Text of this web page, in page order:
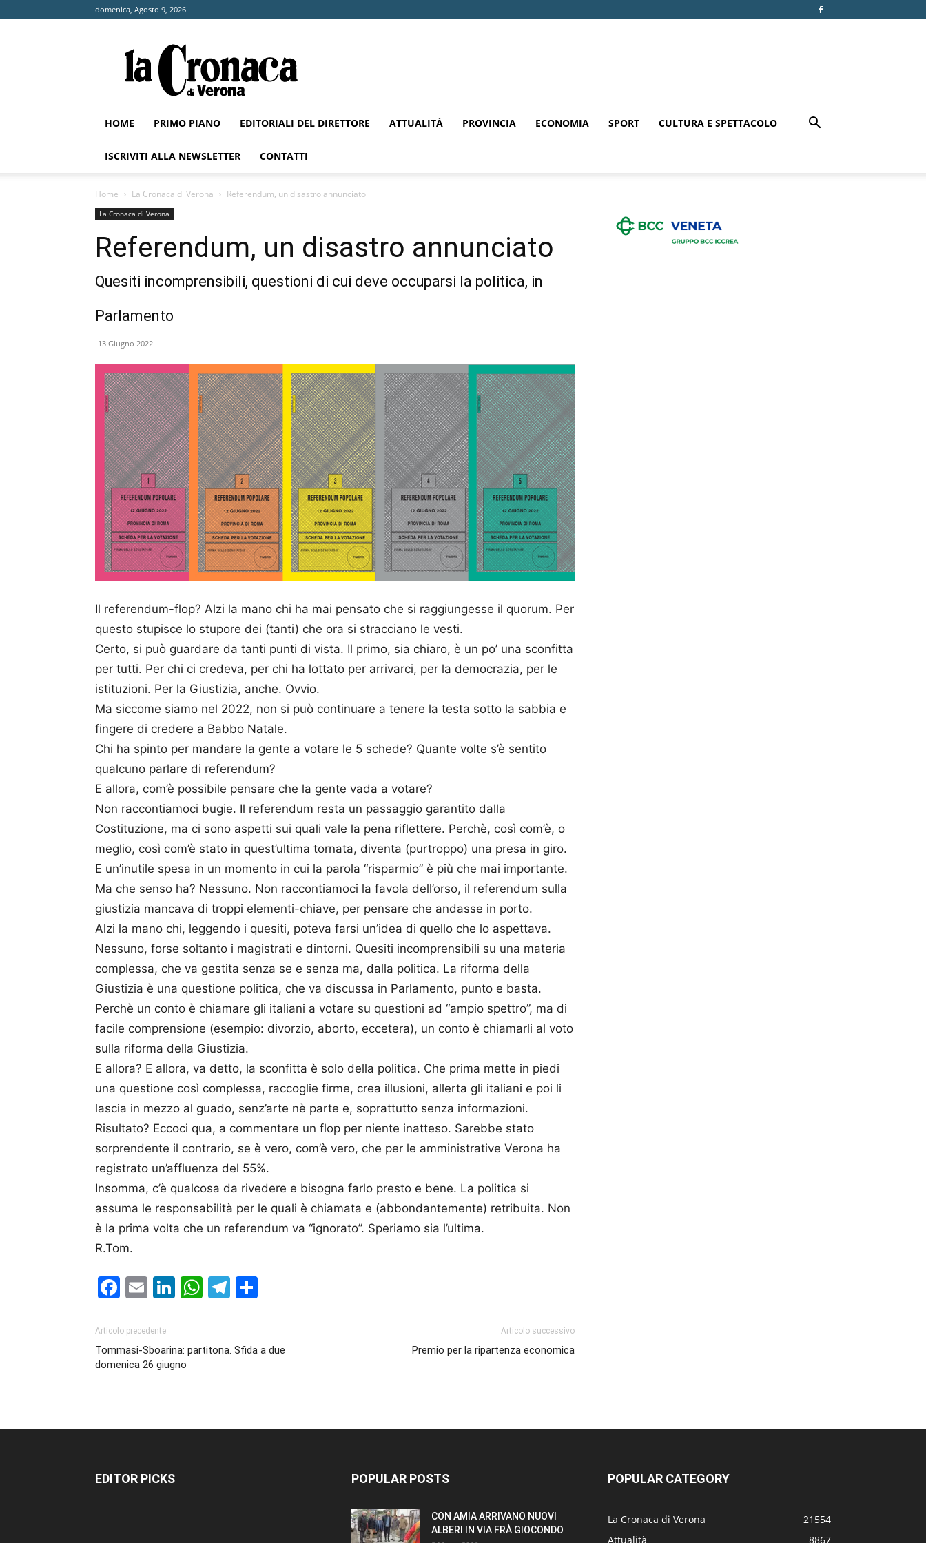
domenica, Agosto 9, 2026
Cronaca
di
Verona
HOME PRIMO PIANO EDITORIALI DEL DIRETTORE ATTUALITÀ PROVINCIA ECONOMIA SPORT CULTURA E SPETTACOLO
ISCRIVITI ALLA NEWSLETTER CONTATTI
Home La Cronaca di Verona Referendum, un disastro annunciato
La Cronaca di Verona
Referendum, un disastro annunciato
Quesiti incomprensibili, questioni di cui deve occuparsi la politica, in
Parlamento
13 Giugno 2022
Il referendum-flop? Alzi la mano chi ha mai pensato che si raggiungesse il quorum. Per
questo stupisce lo stupore dei (tanti) che ora si stracciano le vesti.
Certo, si può guardare da tanti punti di vista. Il primo, sia chiaro, è un po’ una sconfitta
per tutti. Per chi ci credeva, per chi ha lottato per arrivarci, per la democrazia, per le
istituzioni. Per la Giustizia, anche. Ovvio.
Ma siccome siamo nel 2022, non si può continuare a tenere la testa sotto la sabbia e
fingere di credere a Babbo Natale.
Chi ha spinto per mandare la gente a votare le 5 schede? Quante volte s’è sentito
qualcuno parlare di referendum?
E allora, com’è possibile pensare che la gente vada a votare?
Non raccontiamoci bugie. Il referendum resta un passaggio garantito dalla
Costituzione, ma ci sono aspetti sui quali vale la pena riflettere. Perchè, così com’è, o
meglio, così com’è stato in quest’ultima tornata, diventa (purtroppo) una presa in giro.
E un’inutile spesa in un momento in cui la parola “risparmio” è più che mai importante.
Ma che senso ha? Nessuno. Non raccontiamoci la favola dell’orso, il referendum sulla
giustizia mancava di troppi elementi-chiave, per pensare che andasse in porto.
Alzi la mano chi, leggendo i quesiti, poteva farsi un’idea di quello che lo aspettava.
Nessuno, forse soltanto i magistrati e dintorni. Quesiti incomprensibili su una materia
complessa, che va gestita senza se e senza ma, dalla politica. La riforma della
Giustizia è una questione politica, che va discussa in Parlamento, punto e basta.
Perchè un conto è chiamare gli italiani a votare su questioni ad “ampio spettro”, ma di
facile comprensione (esempio: divorzio, aborto, eccetera), un conto è chiamarli al voto
sulla riforma della Giustizia.
E allora? E allora, va detto, la sconfitta è solo della politica. Che prima mette in piedi
una questione così complessa, raccoglie firme, crea illusioni, allerta gli italiani e poi li
lascia in mezzo al guado, senz’arte nè parte e, soprattutto senza informazioni.
Risultato? Eccoci qua, a commentare un flop per niente inatteso. Sarebbe stato
sorprendente il contrario, se è vero, com’è vero, che per le amministrative Verona ha
registrato un’affluenza del 55%.
Insomma, c’è qualcosa da rivedere e bisogna farlo presto e bene. La politica si
assuma le responsabilità per le quali è chiamata e (abbondantemente) retribuita. Non
è la prima volta che un referendum va “ignorato”. Speriamo sia l’ultima.
R.Tom.
Facebook
EmailLinkedIn
WhatsApp
Telegram
Articolo precedente
Tommasi-Sboarina: partitona. Sfida a due
domenica 26 giugno
Articolo successivo
Premio per la ripartenza economica
EDITOR PICKS POPULAR POSTS
CON AMIA ARRIVANO NUOVI
ALBERI IN VIA FRÀ GIOCONDO
POPULAR CATEGORY
La Cronaca di Verona
21554
Attualità
8867